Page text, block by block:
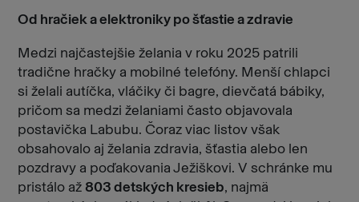
Od hračiek a elektroniky po šťastie a zdravie
Medzi najčastejšie želania v roku 2025 patrili
tradične hračky a mobilné telefóny. Menší chlapci
si želali autíčka, vláčiky či bagre, dievčatá bábiky,
pričom sa medzi želaniami často objavovala
postavička Labubu. Čoraz viac listov však
obsahovalo aj želania zdravia, šťastia alebo len
pozdravy a poďakovania Ježiškovi. V schránke mu
pristálo až 803 detských kresieb, najmä